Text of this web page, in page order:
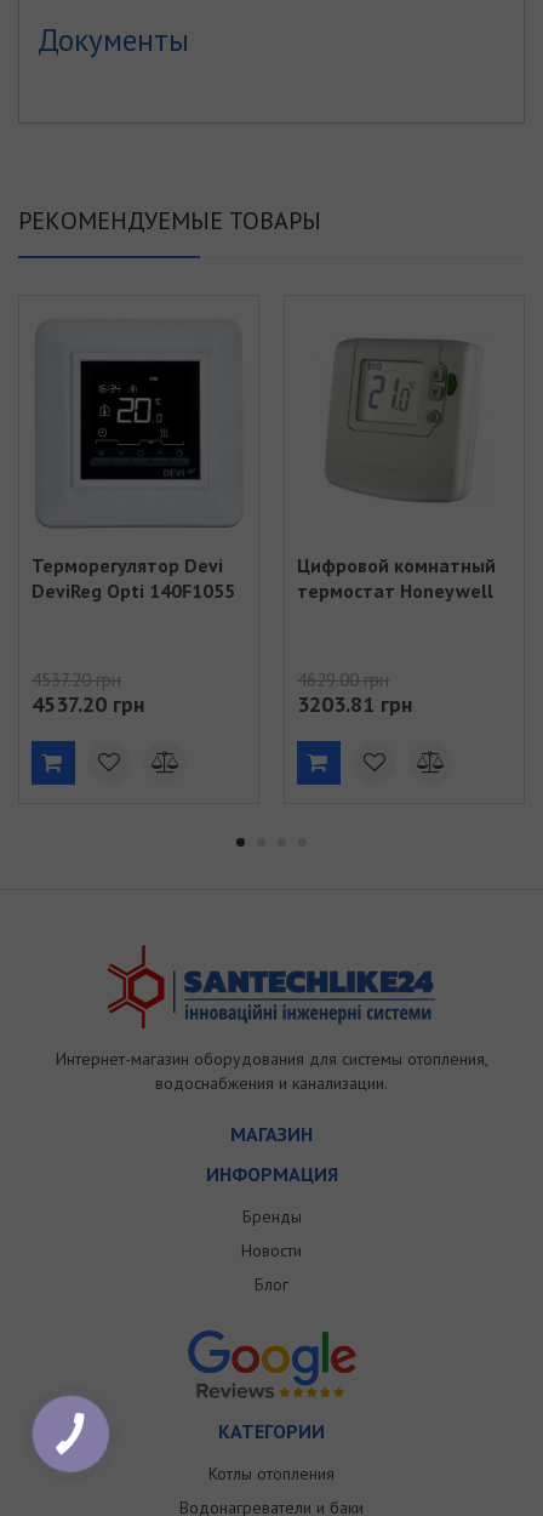
Документы
РЕКОМЕНДУЕМЫЕ ТОВАРЫ
Терморегулятор Devi
DeviReg Opti 140F1055
4537.20 грн
4537.20 грн
Цифровой комнатный
термостат Honeywell
4629.00 грн
3203.81 грн
Интернет-магазин оборудования для системы отопления,
водоснабжения и канализации.
МАГАЗИН
ИНФОРМАЦИЯ
Бренды
Новости
Блог
КАТЕГОРИИ
Котлы отопления
Водонагреватели и баки